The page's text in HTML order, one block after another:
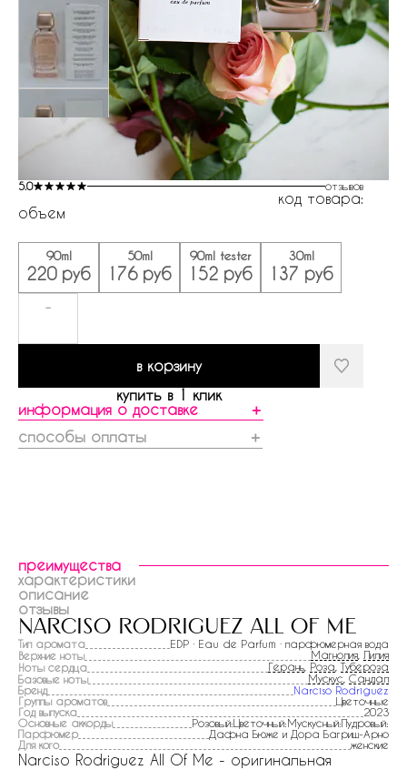
5.0 отзывов
код товара:
объем
90ml
220 руб
50ml
176 руб
90ml tester
152 руб
30ml
137 руб
-
в корзину
купить в 1 клик
информация о доставке
＋
способы оплаты
＋
преимущества
характеристики
описание
отзывы
narciso rodriguez all of me
Тип аромата
EDP · Eau de Parfum · парфюмерная вода
Верхние ноты
Магнолия Лилия
Ноты сердца
Герань Роза Тубероза
Базовые ноты
Мускус Сандал
Бренд
Narciso Rodriguez
Группы ароматов
Цветочные
Год выпуска
2023
Основные аккорды
Розовый:Цветочный:Мускусный:Пудровый:
Парфюмер
Дафна Бюже и Дора Багриш-Арно
Для кого
женские
Narciso Rodriguez All Of Me - оригинальная